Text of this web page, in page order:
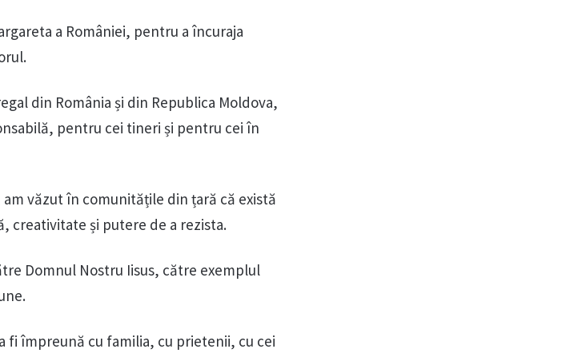
a României, pentru a încuraja
din România și din Republica Moldova,
pentru cei tineri și pentru cei în
văzut în comunitățile din țară că există
creativitate și putere de a rezista.
Domnul Nostru Iisus, către exemplul
fi împreună cu familia, cu prietenii, cu cei